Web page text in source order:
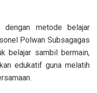
dengan metode belajar
Polwan Subsagagas
belajar sambil bermain,
edukatif guna melatih